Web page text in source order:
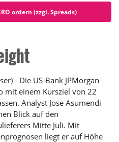
ordern (zzgl. Spreads)
- Die US-Bank JPMorgan
mit einem Kursziel von 22
Analyst Jose Asumendi
Blick auf den
Mitte Juli. Mit
liegt er auf Höhe